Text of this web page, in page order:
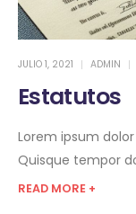
JULIO 1, 2021 ADMIN
Estatutos
Lorem ipsum
Quisque tempor
READ MORE +